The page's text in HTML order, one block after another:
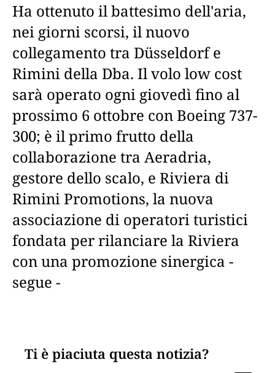
Ha ottenuto il battesimo dell'aria,
nei giorni scorsi, il nuovo
collegamento tra Düsseldorf e
Rimini della Dba. Il volo low cost
sarà operato ogni giovedì fino al
prossimo 6 ottobre con Boeing 737-
300; è il primo frutto della
collaborazione tra Aeradria,
gestore dello scalo, e Riviera di
Rimini Promotions, la nuova
associazione di operatori turistici
fondata per rilanciare la Riviera
con una promozione sinergica -
segue -
Ti è piaciuta questa notizia?